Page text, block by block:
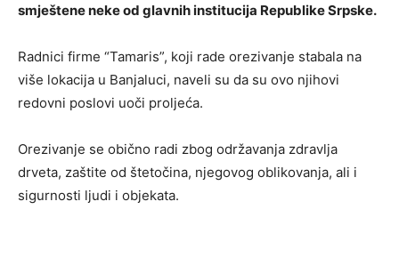
smještene neke od glavnih institucija Republike Srpske.
Radnici firme “Tamaris”, koji rade orezivanje stabala na
više lokacija u Banjaluci, naveli su da su ovo njihovi
redovni poslovi uoči proljeća.
Orezivanje se obično radi zbog održavanja zdravlja
drveta, zaštite od štetočina, njegovog oblikovanja, ali i
sigurnosti ljudi i objekata.